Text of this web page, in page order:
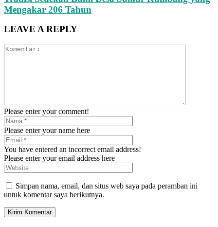
Mengakar 206 Tahun
LEAVE A REPLY
Please enter your comment!
Please enter your name here
You have entered an incorrect email address!
Please enter your email address here
Simpan nama, email, dan situs web saya pada peramban ini
untuk komentar saya berikutnya.